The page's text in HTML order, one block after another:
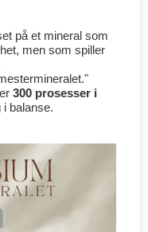
på et mineral som
men som spiller
300 prosesser i
balanse.